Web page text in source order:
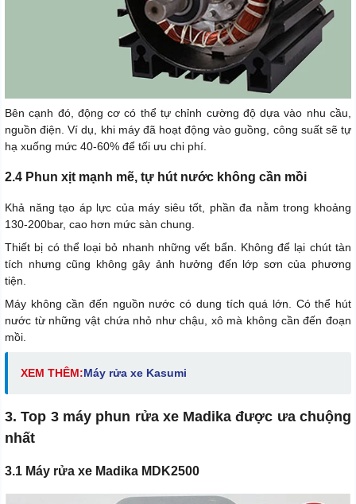
Bên cạnh đó, động cơ có thể tự chỉnh cường độ dựa vào nhu cầu,
nguồn điện. Ví dụ, khi máy đã hoạt động vào guồng, công suất sẽ tự
hạ xuống mức 40-60% để tối ưu chi phí.
2.4 Phun xịt mạnh mẽ, tự hút nước không cần mồi
Khả năng tạo áp lực của máy siêu tốt, phần đa nằm trong khoảng
130-200bar, cao hơn mức sàn chung.
Thiết bị có thể loại bỏ nhanh những vết bẩn. Không để lại chút tàn
tích nhưng cũng không gây ảnh hưởng đến lớp sơn của phương
tiện.
Máy không cần đến nguồn nước có dung tích quá lớn. Có thể hút
nước từ những vật chứa nhỏ như chậu, xô mà không cần đến đoạn
mồi.
XEM THÊM:Máy rửa xe Kasumi
3. Top 3 máy phun rửa xe Madika được ưa chuộng
nhất
3.1 Máy rửa xe Madika MDK2500